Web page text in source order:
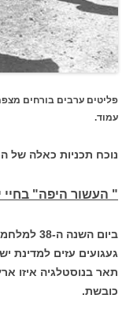
פליטים ערבים בורחים
עמוד.
נוכח תכניות כאלה של
" העשור היפה" בחיי
ביום
געגועים עזים
תאר בנוסטלגיה איזו
כובשת.